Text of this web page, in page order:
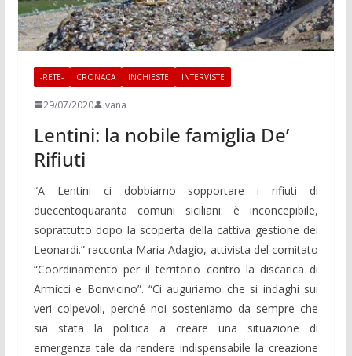
-RETE- CRONACA INCHIESTE INTERVISTE
29/07/2020 ivana
Lentini: la nobile famiglia De’
Rifiuti
“A Lentini ci dobbiamo sopportare i rifiuti di
duecentoquaranta comuni siciliani: è inconcepibile,
soprattutto dopo la scoperta della cattiva gestione dei
Leonardi.” racconta Maria Adagio, attivista del comitato
“Coordinamento per il territorio contro la discarica di
Armicci e Bonvicino”. “Ci auguriamo che si indaghi sui
veri colpevoli, perché noi sosteniamo da sempre che
sia stata la politica a creare una situazione di
emergenza tale da rendere indispensabile la creazione